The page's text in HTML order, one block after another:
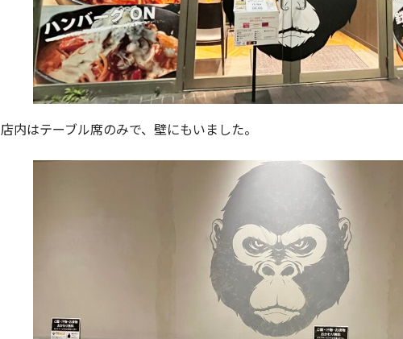
店内はテーブル席のみで、壁にもいました。